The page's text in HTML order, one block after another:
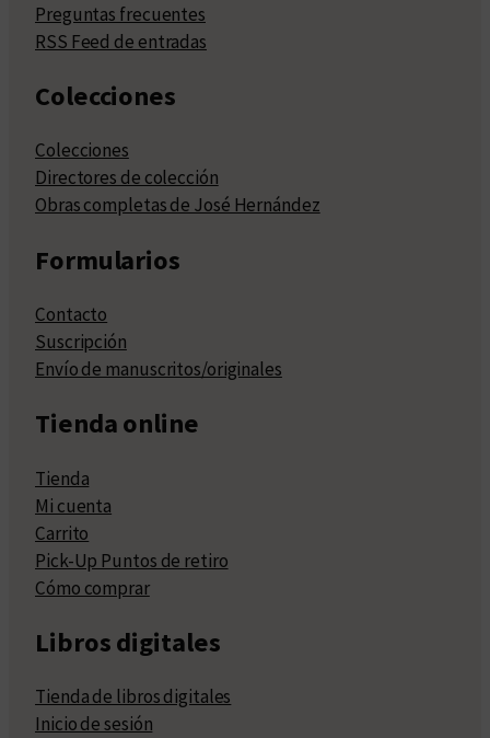
Preguntas frecuentes
RSS Feed de entradas
Colecciones
Colecciones
Directores de colección
Obras completas de José Hernández
Formularios
Contacto
Suscripción
Envío de manuscritos/originales
Tienda online
Tienda
Mi cuenta
Carrito
Pick-Up Puntos de retiro
Cómo comprar
Libros digitales
Tienda de libros digitales
Inicio de sesión